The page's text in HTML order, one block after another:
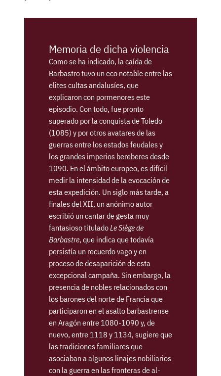
Memoria de dicha violencia
Como se ha indicado, la caída de
Barbastro tuvo un eco notable entre las
elites cultas andalusíes, que
explicaron con pormenores este
episodio. Con todo, fue pronto
superado por la conquista de Toledo
(1085) y por otros avatares de las
guerras entre los estados feudales y
los grandes imperios bereberes desde
1090. En el ámbito europeo, es difícil
medir la intensidad de la evocación de
esta expedición. Un siglo más tarde, a
finales del XII, un anónimo autor
escribió un cantar de gesta muy
fantasioso tituladoLe Siège de
Barbastre, que indica que todavía
persistía un recuerdo vago y en
proceso de desaparición de esta
excepcional campaña. Sin embargo, la
presencia de nobles relacionados con
los barones del norte de Francia que
participaron en el asalto barbastrense
en Aragón entre 1080-1090 y, de
nuevo, entre 1118 y 1134, sugiere que
las tradiciones familiares que
asociaban a algunos linajes nobiliarios
con la guerra en las fronteras de al-